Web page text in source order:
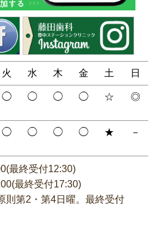
火 水 木 金 土 日
◯ ◯ ◯ ◯ ☆ ◎
◯ ◯ ◯ ◯ ★ －
最終受付12:30)
最終受付17:30)
第2・第4日曜。最終受付